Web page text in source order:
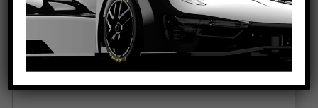
VEDI TUTORIAL
VEDI IL PRODOTTO